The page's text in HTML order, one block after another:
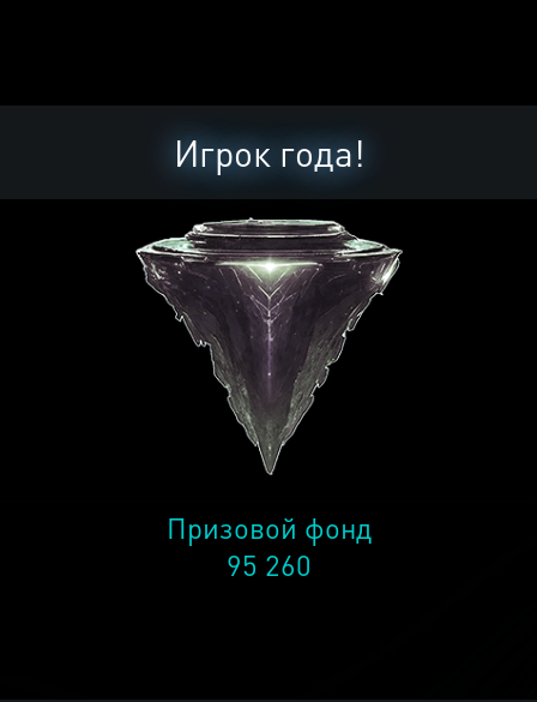
Игрок года!
Призовой фонд
95 260